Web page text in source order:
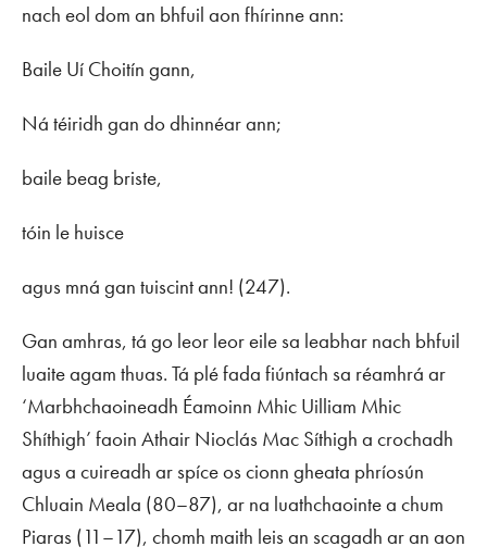
nach eol dom an bhfuil aon fhírinne ann:
Baile Uí Choitín gann,
Ná téiridh gan do dhinnéar ann;
baile beag briste,
tóin le huisce
agus mná gan tuiscint ann! (247).
Gan amhras, tá go leor leor eile sa leabhar nach bhfuil
luaite agam thuas. Tá plé fada fiúntach sa réamhrá ar
‘Marbhchaoineadh Éamoinn Mhic Uilliam Mhic
Shíthigh’ faoin Athair Nioclás Mac Síthigh a crochadh
agus a cuireadh ar spíce os cionn gheata phríosún
Chluain Meala (80–87), ar na luathchaointe a chum
Piaras (11–17), chomh maith leis an scagadh ar an aon